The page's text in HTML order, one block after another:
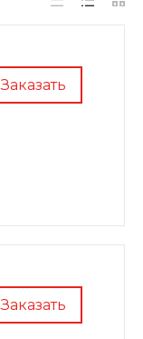
Заказать
Заказать